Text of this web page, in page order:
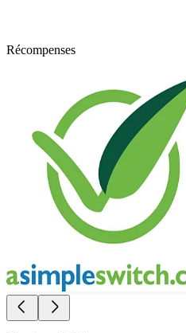
Récompenses